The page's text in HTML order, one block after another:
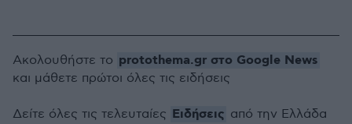
Ακολουθήστε το protothema.gr στο Google News
και μάθετε πρώτοι όλες τις ειδήσεις
Δείτε όλες τις τελευταίες Ειδήσεις από την Ελλάδα